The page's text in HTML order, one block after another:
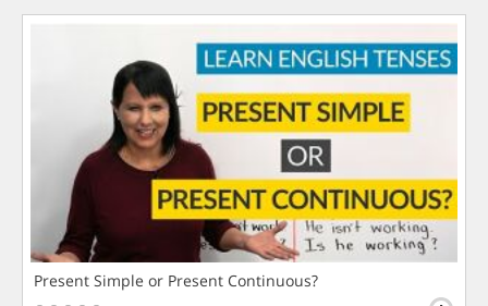
Present Simple or Present Continuous?